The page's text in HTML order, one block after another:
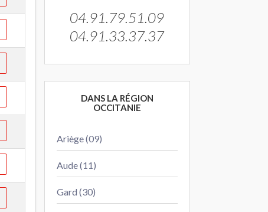
04.91.79.51.09
04.91.33.37.37
DANS LA RÉGION
OCCITANIE
Ariège (09)
Aude (11)
Gard (30)